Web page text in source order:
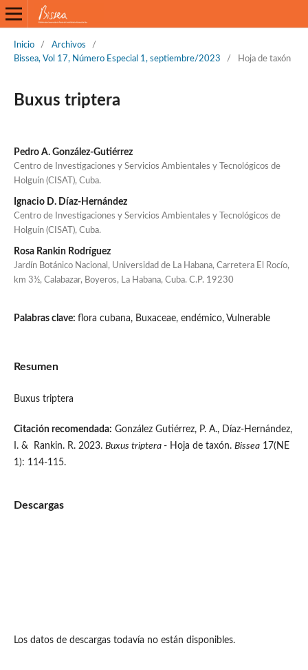
Inicio / Archivos
/
Bissea, Vol 17, Número Especial 1, septiembre/2023
/ Hoja de taxón
Buxus triptera
Pedro A. González-Gutiérrez
Centro de Investigaciones y Servicios Ambientales y Tecnológicos de
Holguín (CISAT), Cuba.
Ignacio D. Díaz-Hernández
Centro de Investigaciones y Servicios Ambientales y Tecnológicos de
Holguín (CISAT), Cuba.
Rosa Rankin Rodríguez
Jardín Botánico Nacional, Universidad de La Habana, Carretera El Rocío,
km 3½, Calabazar, Boyeros, La Habana, Cuba. C.P. 19230
Palabras clave: flora cubana, Buxaceae, endémico, Vulnerable
Resumen
Buxus triptera
Citación recomendada: González Gutiérrez, P. A., Díaz-Hernández,
I. & Rankin. R. 2023. Buxus triptera - Hoja de taxón. Bissea17(NE
1): 114-115.
Descargas
Los datos de descargas todavía no están disponibles.